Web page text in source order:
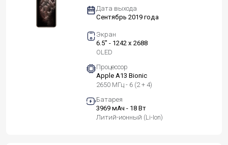
Дата выхода
Сентябрь 2019 года
Экран
6.5" - 1242 x 2688
OLED
Процессор
Apple A13 Bionic
2650 МГц - 6 (2 + 4)
Батарея
3969 мАч - 18 Вт
Литий-ионный (Li-Ion)